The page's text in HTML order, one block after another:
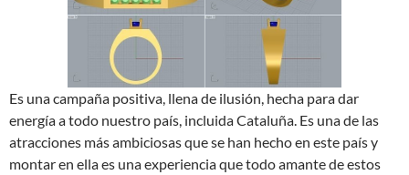
Es una campaña positiva, llena de ilusión, hecha para dar
energía a todo nuestro país, incluida Cataluña. Es una de las
atracciones más ambiciosas que se han hecho en este país y
montar en ella es una experiencia que todo amante de estos